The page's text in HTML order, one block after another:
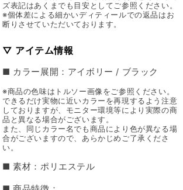
ズ表記はあくまでも目安としてご参照ください。
※個体差による細かいディティールでの返品はお
断りさせていただいております。
▽ アイテム情報
■ カラー展開：アイボリー / ブラック
※商品の色味はトルソー画像をご参照ください。
できるだけ実物に近いカラーを再現するよう注意
しておりますが、モニター環境等により実際の商
品と異なる場合がございます。
また、同じカラー名でも商品により色が異なる場
合がございますので、あらかじめご了承くださ
い。
■ 素材：ポリエステル